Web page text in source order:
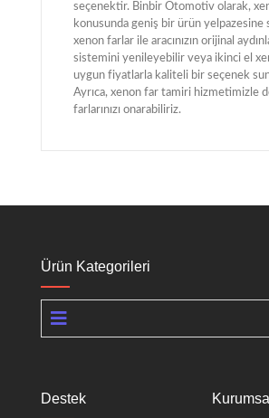
seçenektir. Binbir Otomotiv olarak,
konusunda geniş bir ürün yelpazesine
xenon farlar ile aracınızın orijinal
sistemini yenileyebilir veya ikinci el
uygun fiyatlarla kaliteli bir seçenek
Ayrıca, xenon far tamiri hizmetimizle
farlarınızı onarabiliriz.
Ürün Kategorileri
Destek Kurumsal